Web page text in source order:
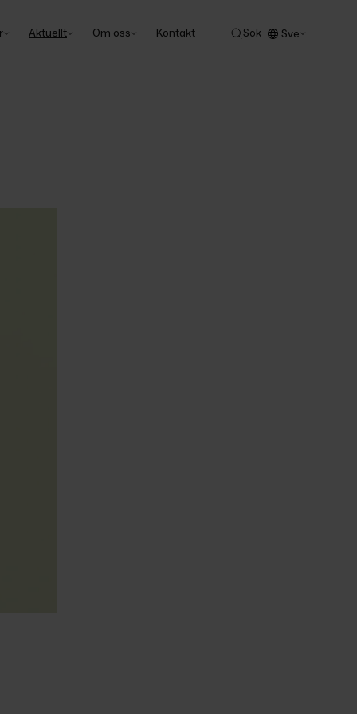
Aktuellt Om oss Kontakt Sök Sve